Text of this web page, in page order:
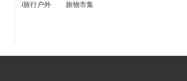
i旅行户外 旅物市集